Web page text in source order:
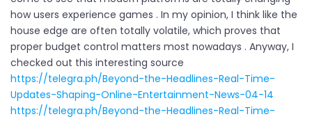
how users experience games . In my opinion, I think like the
house edge are often totally volatile, which proves that
proper budget control matters most nowadays . Anyway, I
checked out this interesting source
https://telegra.ph/Beyond-the-Headlines-Real-Time-
Updates-Shaping-Online-Entertainment-News-04-14
https://telegra.ph/Beyond-the-Headlines-Real-Time-